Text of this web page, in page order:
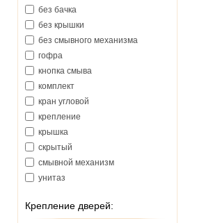
без бачка
без крышки
без смывного механизма
гофра
кнопка смыва
комплект
кран угловой
крепление
крышка
скрытый
смывной механизм
унитаз
Крепление дверей: